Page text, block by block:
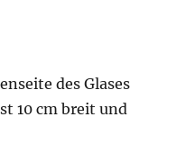
des Glases
10 cm breit und